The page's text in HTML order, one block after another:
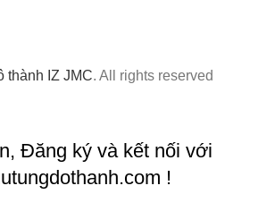
thành IZ JMC. All rights reserved
Đăng ký và kết nối với
!